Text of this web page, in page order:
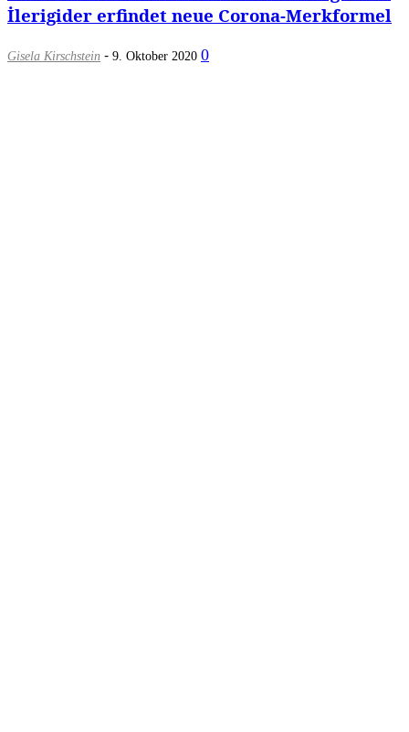
İlerigider erfindet neue Corona-Merkformel
Gisela Kirschstein - 9. Oktober 2020 0